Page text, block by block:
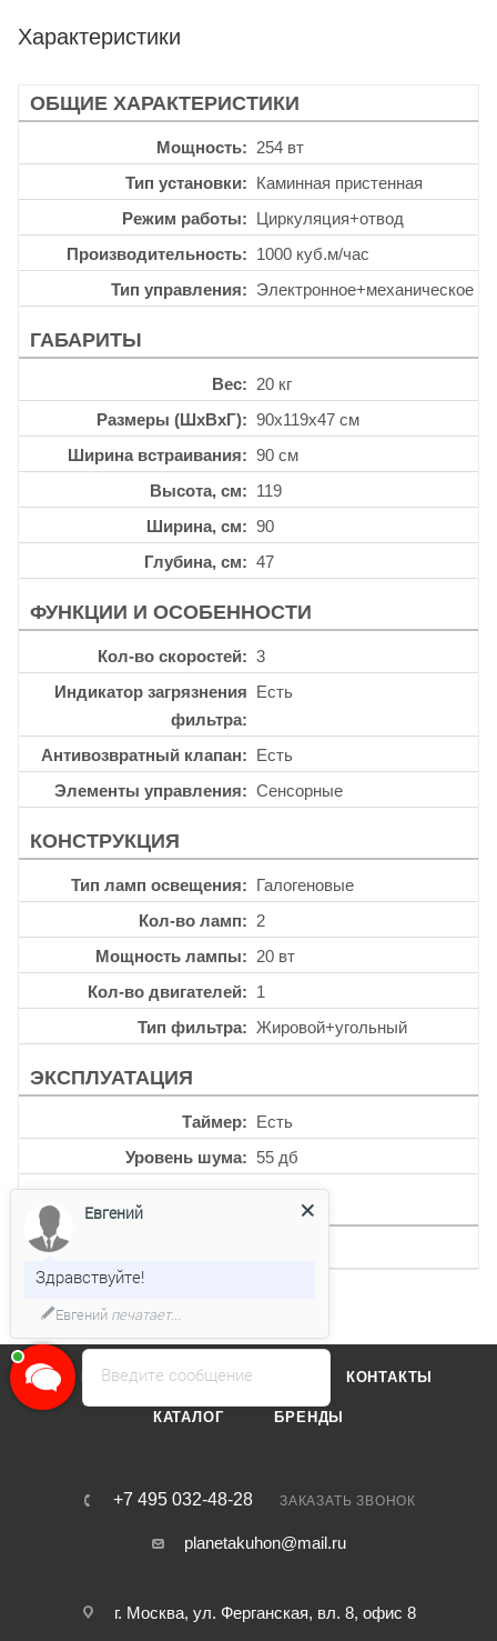
Характеристики
ОБЩИЕ ХАРАКТЕРИСТИКИ
Мощность
254 вт
Тип установки
Каминная пристенная
Режим работы
Циркуляция+отвод
Производительность
1000 куб.м/час
Тип управления
Электронное+механическое
ГАБАРИТЫ
Вес
20 кг
Размеры (ШхВхГ)
90x119x47 см
Ширина встраивания
90 см
Высота, см
119
Ширина, см
90
Глубина, см
47
ФУНКЦИИ И ОСОБЕННОСТИ
Кол-во скоростей
3
Индикатор загрязнения
фильтра
Есть
Антивозвратный клапан
Есть
Элементы управления
Сенсорные
КОНСТРУКЦИЯ
Тип ламп освещения
Галогеновые
Кол-во ламп
2
Мощность лампы
20 вт
Кол-во двигателей
1
Тип фильтра
Жировой+угольный
ЭКСПЛУАТАЦИЯ
Таймер
Есть
Уровень шума
55 дб
ДРУГИЕ ХАРАКТЕРИСТИКИ
Интервальная работа
О КОМПАНИИ ОТЗЫВЫ КОНТАКТЫ
КАТАЛОГ БРЕНДЫ
+7 495 032-48-28 ЗАКАЗАТЬ ЗВОНОК
planetakuhon@mail.ru
г. Москва, ул. Ферганская, вл. 8, офис 8
Введите сообщение
Евгений
Здравствуйте!
Евгенийпечатает...